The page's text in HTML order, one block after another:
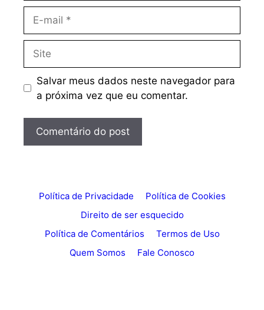
mail
Salvar meus dados neste navegador para
a próxima vez que eu comentar.
Política de Privacidade
Política de Cookies
Direito de ser esquecido
Política de Comentários
Termos de Uso
Quem Somos
Fale Conosco